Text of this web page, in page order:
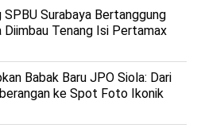
SPBU Surabaya Bertanggung
Diimbau Tenang Isi Pertamax
Babak Baru JPO Siola: Dari
ke Spot Foto Ikonik